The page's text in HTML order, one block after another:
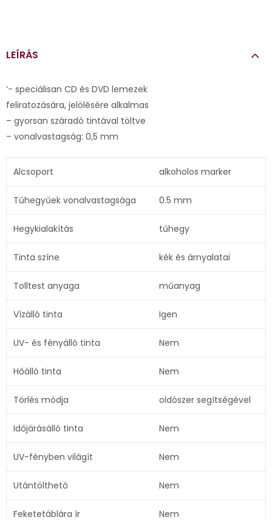
LEÍRÁS
‘- speciálisan CD és DVD lemezek
feliratozására, jelölésére alkalmas
– gyorsan száradó tintával töltve
– vonalvastagság: 0,5 mm
Alcsoport alkoholos marker
Tűhegyűek vonalvastagsága 0.5 mm
Hegykialakítás tűhegy
Tinta színe kék és árnyalatai
Tolltest anyaga műanyag
Vízálló tinta Igen
UV- és fényálló tinta Nem
Hőálló tinta Nem
Törlés módja oldószer segítségével
Időjárásálló tinta Nem
UV-fényben világít Nem
Utántölthető Nem
Feketetáblára ír Nem